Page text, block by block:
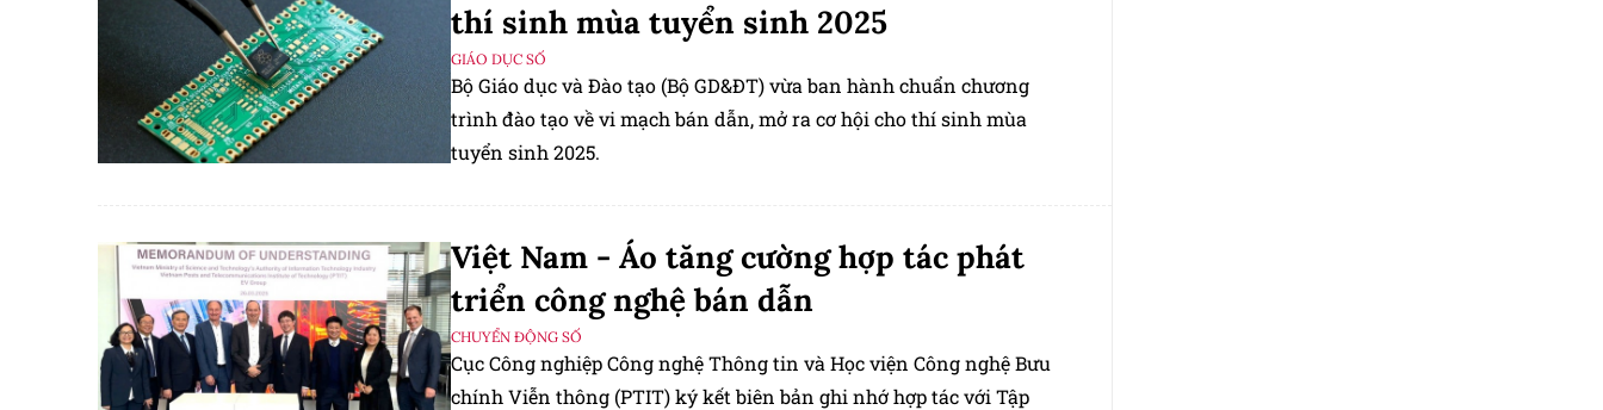
thí sinh mùa tuyển sinh 2025
GIÁO DỤC SỐ
Bộ Giáo dục và Đào tạo (Bộ GD&ĐT) vừa ban hành chuẩn chương
trình đào tạo về vi mạch bán dẫn, mở ra cơ hội cho thí sinh mùa
tuyển sinh 2025.
Việt Nam - Áo tăng cường hợp tác phát
triển công nghệ bán dẫn
CHUYỂN ĐỘNG SỐ
Cục Công nghiệp Công nghệ Thông tin và Học viện Công nghệ Bưu
chính Viễn thông (PTIT) ký kết biên bản ghi nhớ hợp tác với Tập